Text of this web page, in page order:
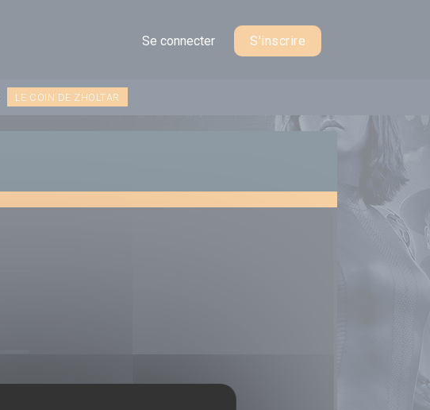
Se connecter S'inscrire
LE COIN DE ZHOLTAR